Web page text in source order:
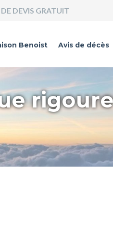
DEVIS GRATUIT
Benoist Avis de décès